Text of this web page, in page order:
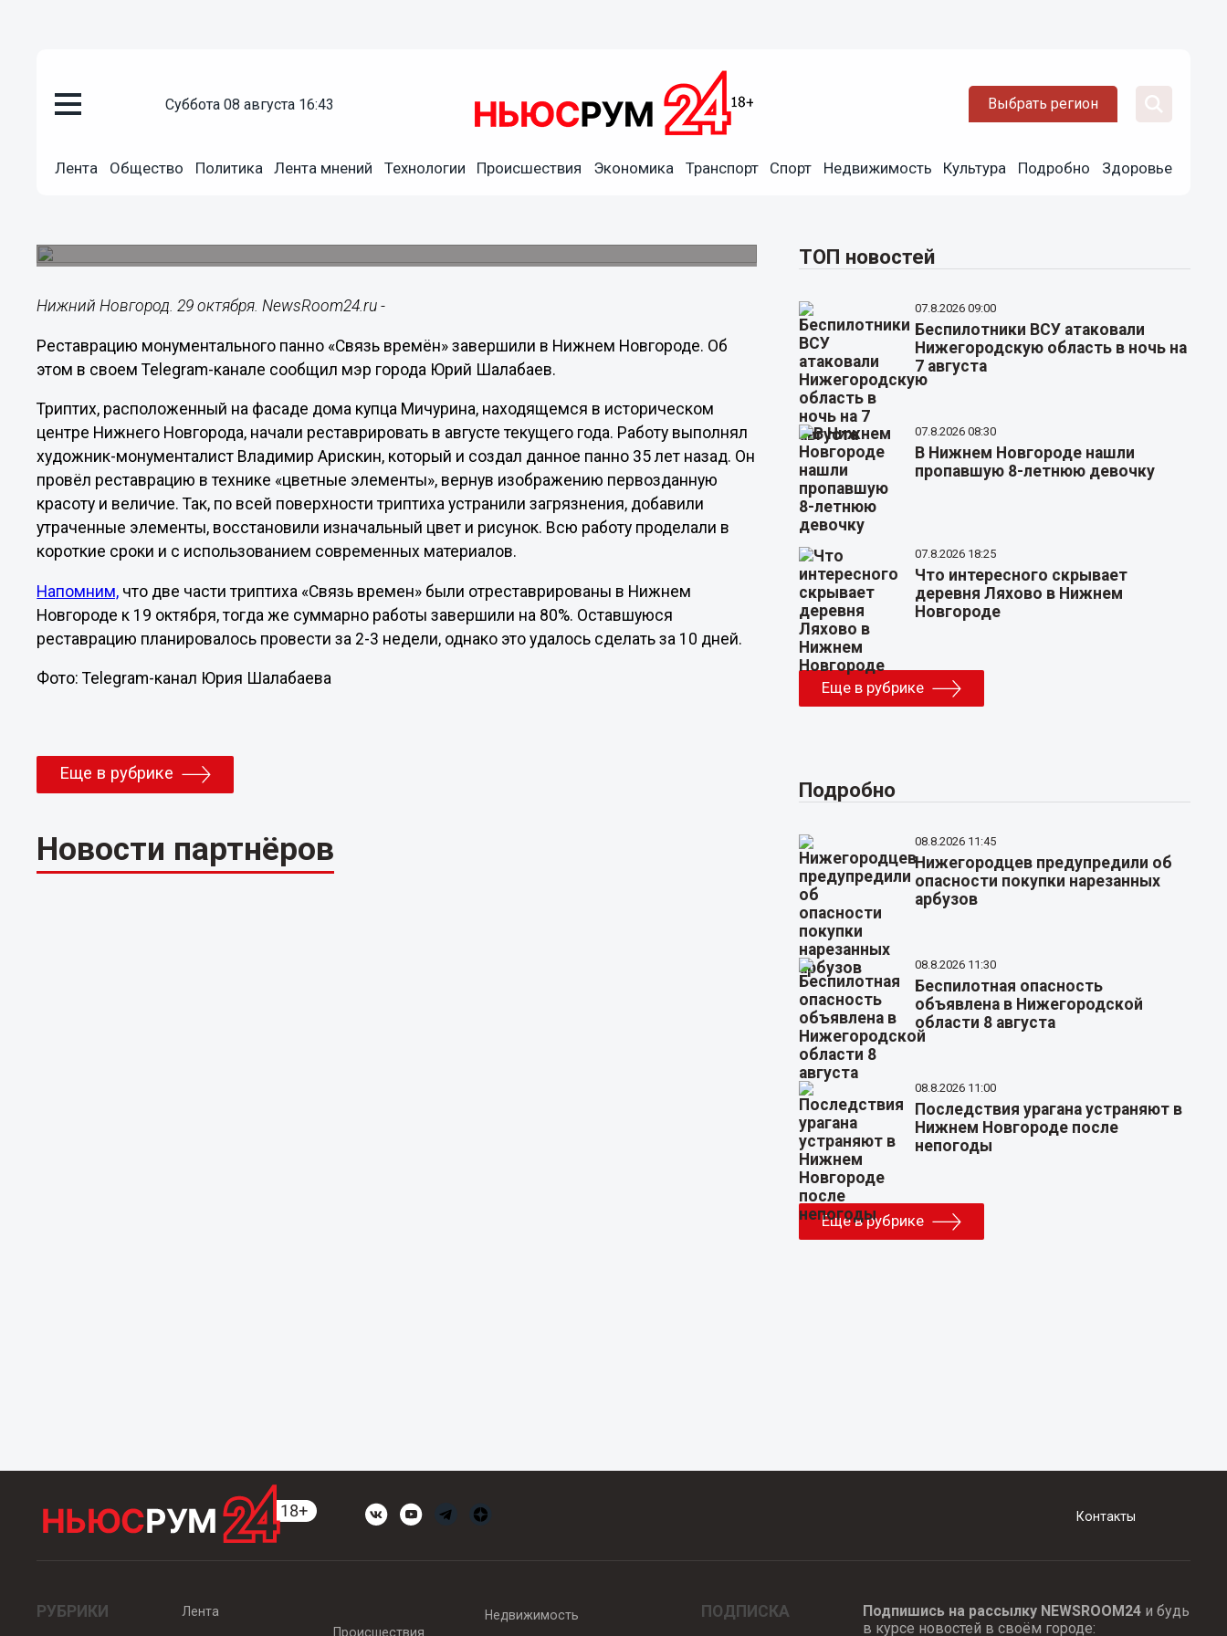
суббота 08 августа 16:43 Выбрать регион
Лента Общество Политика Лента мнений Технологии Происшествия Экономика Транспорт Спорт Недвижимость Культура Подробно Здоровье
Реставрацию триптиха «Связь времён» завершили в
Нижний Новгород. 29 октября. NewsRoom24.ru -
Реставрацию монументального панно «Связь времён» завершили в Нижнем Новгороде. Об
этом в своем Telegram-канале сообщил мэр города Юрий Шалабаев.
Триптих, расположенный на фасаде дома купца Мичурина, находящемся в историческом
центре Нижнего Новгорода, начали реставрировать в августе текущего года. Работу выполнял
художник-монументалист Владимир Арискин, который и создал данное панно 35 лет назад. Он
провёл реставрацию в технике «цветные элементы», вернув изображению первозданную
красоту и величие. Так, по всей поверхности триптиха устранили загрязнения, добавили
утраченные элементы, восстановили изначальный цвет и рисунок. Всю работу проделали в
короткие сроки и с использованием современных материалов.
Напомним, что две части триптиха «Связь времен» были отреставрированы в Нижнем
Новгороде к 19 октября, тогда же суммарно работы завершили на 80%. Оставшуюся
реставрацию планировалось провести за 2-3 недели, однако это удалось сделать за 10 дней.
Фото: Telegram-канал Юрия Шалабаева
Еще в рубрике
Новости партнёров
ТОП новостей
07.8.2026 09:00
Беспилотники ВСУ атаковали
Нижегородскую область в ночь на
7 августа
07.8.2026 08:30
В Нижнем Новгороде нашли
пропавшую 8-летнюю девочку
07.8.2026 18:25
Что интересного скрывает
деревня Ляхово в Нижнем
Новгороде
Еще в рубрике
Подробно
08.8.2026 11:45
Нижегородцев предупредили об
опасности покупки нарезанных
арбузов
08.8.2026 11:30
Беспилотная опасность
объявлена в Нижегородской
области 8 августа
08.8.2026 11:00
Последствия урагана устраняют в
Нижнем Новгороде после
непогоды
Еще в рубрике
Контакты
РУБРИКИ
Лента
Происшествия
Недвижимость ПОДПИСКА Подпишись на рассылку NEWSROOM24и будь
в курсе новостей в своём городе: